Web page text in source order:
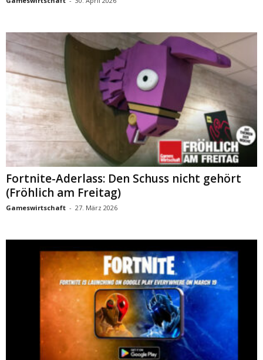
Fortnite-Aderlass: Den Schuss nicht gehört
(Fröhlich am Freitag)
Gameswirtschaft - 27. März 2026